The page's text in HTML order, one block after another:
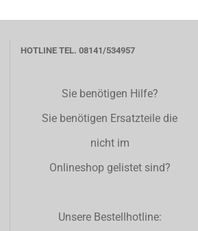
HOTLINE TEL. 08141/534957
Sie benötigen Hilfe?
Sie benötigen Ersatzteile die
nicht im
Onlineshop gelistet sind?
Unsere Bestellhotline: